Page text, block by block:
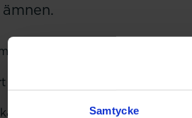
Samtycke
arbetsliv
i rollen som förtroendevald